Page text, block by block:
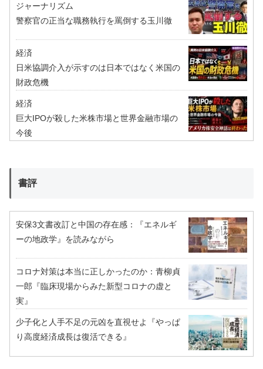
ジャーナリズム
警察官の正当な職務執行を罵倒する玉川徹
経済
日米協調介入が示すのは日本ではなく米国の
財政危機
経済
巨大IPOが殺した米株市場と世界金融市場の
今後
書評
安保3文書改訂と中国の存在感：『エネルギ
ーの地政学』を読みながら
コロナ対策は本当に正しかったのか：青柳貞
一郎『臨床現場からみた新型コロナの虚と
実』
少子化と人手不足の元凶を直視せよ『やっぱ
り高度経済成長は復活できる』